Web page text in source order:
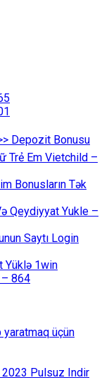
Depozit Bonusu
Trẻ Em Vietchild –
Bonusların Tək
Qeydiyyat Yukle –
Saytı Login
Yüklə 1win
– 864
yaratmaq üçün
2023 Pulsuz Indir